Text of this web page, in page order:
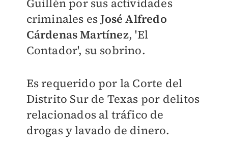
Guillén por sus actividades
criminales esJosé Alfredo
Cárdenas Martínez, 'El
Contador', su sobrino.
Es requerido por la Corte del
Distrito Sur de Texas por delitos
relacionados al tráfico de
drogas y lavado de dinero.